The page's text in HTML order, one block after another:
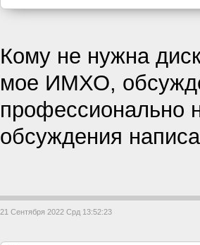
Кому не нужна
мое ИМХО,
профессионально
обсуждения
21 Сентября 2022 Срд 13:52:23